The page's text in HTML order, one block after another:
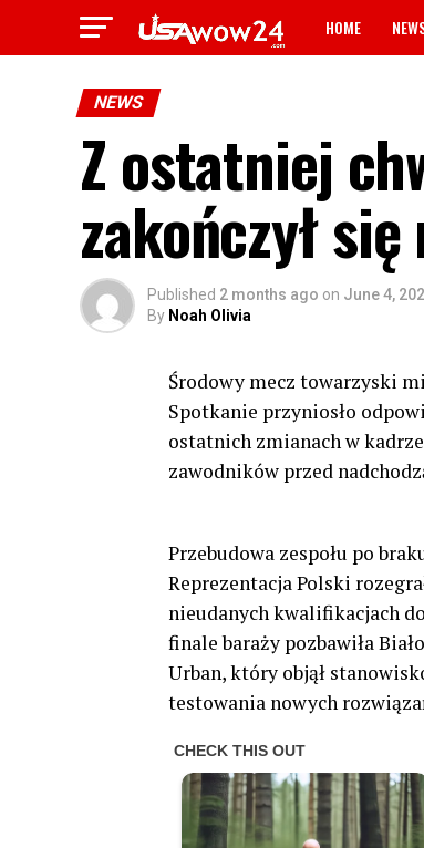
HOME
NEWS
Z ostatniej
zakończył się
Published 2 months ago on June 4,
By Noah Olivia
Środowy mecz towarzyski
Spotkanie przyniosło
ostatnich zmianach w
zawodników przed
Przebudowa zespołu po
Reprezentacja Polski
nieudanych kwalifikacjach
finale baraży pozbawiła
Urban, który objął
testowania nowych